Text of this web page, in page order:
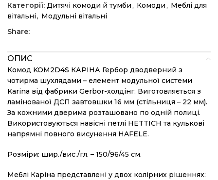
Категорії: Дитячі комоди й тумби, Комоди, Меблі для
вітальні, Модульні вітальні
Share:
ОПИС
Комод KOM2D4S КАРІНА Гербор дводверний з
чотирма шухлядами – елемент модульної системи
Karina від фабрики Gerbor-холдiнг. Виготовляється з
ламінованої ДСП завтовшки 16 мм (стільниця – 22 мм).
За кожними дверима розташовано по одній полиці.
Використовуються навісні петлі HETTICH та кулькові
напрямні повного висунення HAFELE.
Розміри: шир./вис./гл. – 150/96/45 см.
Меблі Каріна представлені у двох колірних рішеннях: